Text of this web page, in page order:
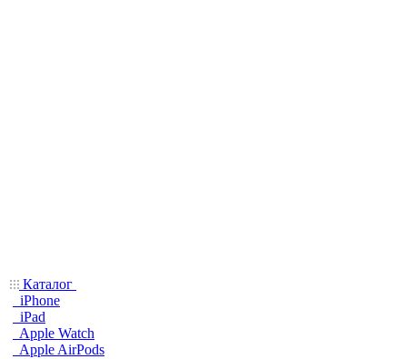
Каталог
iPhone
iPad
Apple Watch
Apple AirPods